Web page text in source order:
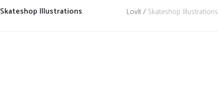
Skateshop Illustrations Lovit/ Skateshop Illustrations